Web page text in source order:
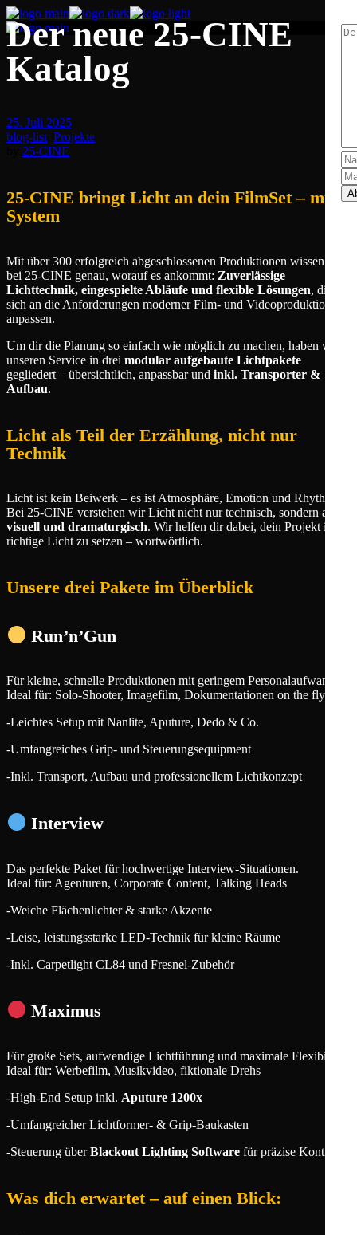
Der neue 25‑CINE
Katalog
25. Juli 2025
blog-list Projekte
25-CINE
25‑CINE bringt Licht an dein FilmSet – mit
System
Mit über 300 erfolgreich abgeschlossenen Produktionen wissen wir
bei 25‑CINE genau, worauf es ankommt: Zuverlässige
Lichttechnik, eingespielte Abläufe und flexible Lösungen, die
sich an die Anforderungen moderner Film- und Videoproduktionen
anpassen.
Um dir die Planung so einfach wie möglich zu machen, haben wir
unseren Service in drei modular aufgebaute Lichtpakete
gegliedert – übersichtlich, anpassbar und inkl. Transporter &
Aufbau.
Licht als Teil der Erzählung, nicht nur
Technik
Licht ist kein Beiwerk – es ist Atmosphäre, Emotion und Rhythmus.
Bei 25‑CINE verstehen wir Licht nicht nur technisch, sondern auch
visuell und dramaturgisch. Wir helfen dir dabei, dein Projekt ins
richtige Licht zu setzen – wortwörtlich.
Unsere drei Pakete im Überblick
Run’n’Gun
Für kleine, schnelle Produktionen mit geringem Personalaufwand.
Ideal für: Solo-Shooter, Imagefilm, Dokumentationen on the fly
-Leichtes Setup mit Nanlite, Aputure, Dedo & Co.
-Umfangreiches Grip- und Steuerungsequipment
-Inkl. Transport, Aufbau und professionellem Lichtkonzept
Interview
Das perfekte Paket für hochwertige Interview-Situationen.
Ideal für: Agenturen, Corporate Content, Talking Heads
-Weiche Flächenlichter & starke Akzente
-Leise, leistungsstarke LED-Technik für kleine Räume
-Inkl. Carpetlight CL84 und Fresnel-Zubehör
Maximus
Für große Sets, aufwendige Lichtführung und maximale Flexibilität.
Ideal für: Werbefilm, Musikvideo, fiktionale Drehs
-High-End Setup inkl. Aputure 1200x
-Umfangreicher Lichtformer- & Grip-Baukasten
-Steuerung überBlackout Lighting Software für präzise Kontrolle
Was dich erwartet – auf einen Blick: